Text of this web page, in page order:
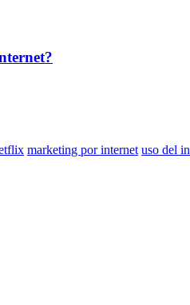
marketing por internet uso del